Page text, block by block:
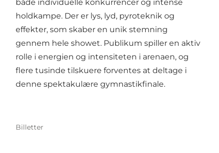
både individuelle konkurrencer og intense
holdkampe. Der er lys, lyd, pyroteknik og
effekter, som skaber en unik stemning
gennem hele showet. Publikum spiller en aktiv
rolle i energien og intensiteten i arenaen, og
flere tusinde tilskuere forventes at deltage i
denne spektakulære gymnastikfinale.
Billetter